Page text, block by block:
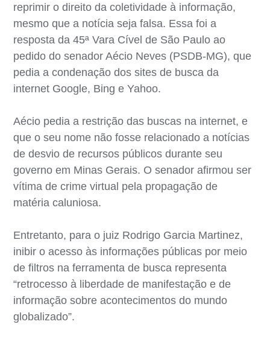
reprimir o direito da coletividade à informação,
mesmo que a notícia seja falsa. Essa foi a
resposta da 45ª Vara Cível de São Paulo ao
pedido do senador Aécio Neves (PSDB-MG), que
pedia a condenação dos sites de busca da
internet Google, Bing e Yahoo.
Aécio pedia a restrição das buscas na internet, e
que o seu nome não fosse relacionado a notícias
de desvio de recursos públicos durante seu
governo em Minas Gerais. O senador afirmou ser
vítima de crime virtual pela propagação de
matéria caluniosa.
Entretanto, para o juiz Rodrigo Garcia Martinez,
inibir o acesso às informações públicas por meio
de filtros na ferramenta de busca representa
“retrocesso à liberdade de manifestação e de
informação sobre acontecimentos do mundo
globalizado”.